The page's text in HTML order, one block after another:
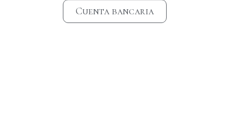
Cuenta bancaria